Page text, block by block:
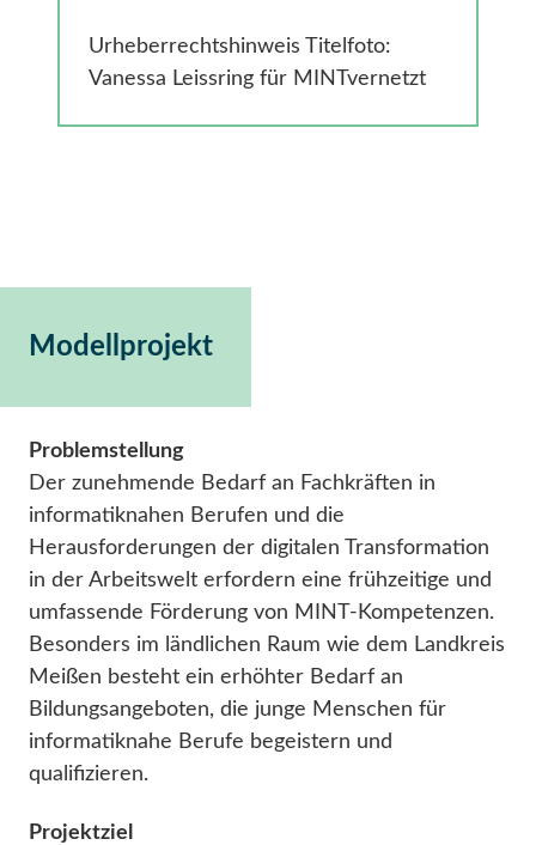
Urheberrechtshinweis Titelfoto:
Vanessa Leissring für MINTvernetzt
Modellprojekt
Problemstellung
Der zunehmende Bedarf an Fachkräften in
informatiknahen Berufen und die
Herausforderungen der digitalen Transformation
in der Arbeitswelt erfordern eine frühzeitige und
umfassende Förderung von MINT-Kompetenzen.
Besonders im ländlichen Raum wie dem Landkreis
Meißen besteht ein erhöhter Bedarf an
Bildungsangeboten, die junge Menschen für
informatiknahe Berufe begeistern und
qualifizieren.
Projektziel